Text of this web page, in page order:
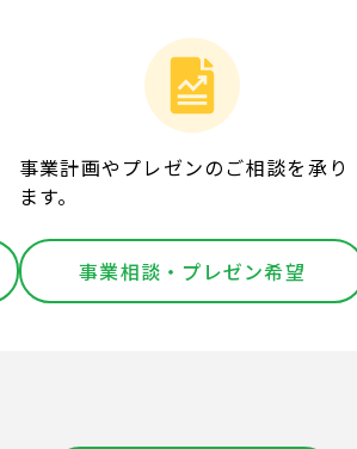
事業計画やプレゼンのご相談を承り
ます。
事業相談・プレゼン希望